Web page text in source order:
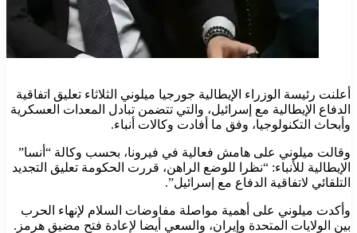
أعلنت رئيسة الوزراء الإيطالية جورجيا ميلوني الثلاثاء تعليق اتفاقية
الدفاع الإيطالية مع إسرائيل، والتي تتضمن تبادل المعدات العسكرية
وأبحاث التكنولوجيا، وفق ما أفادت وكالات أنباء.
وقالت ميلوني على هامش فعالية في فيرونا، بحسب وكالة “أنسا”
الإيطالية للأنباء: “نظرا للوضع الراهن، قررت الحكومة تعليق التجديد
التلقائي لاتفاقية الدفاع مع إسرائيل”.
وأكدت ميلوني على أهمية مواصلة مفاوضات السلام لإنهاء الحرب
بين الولايات المتحدة وإيران، والسعي أيضا لإعادة فتح مضيق هرمز.